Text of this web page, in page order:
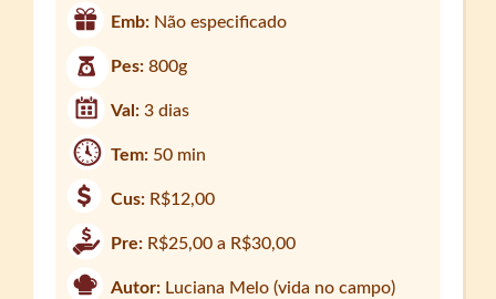
Emb: Não especificado
Pes:800g
Val:3 dias
Tem: 50 min
Cus: R$12,00
Pre: R$25,00 a R$30,00
Autor: Luciana Melo (vida no campo)